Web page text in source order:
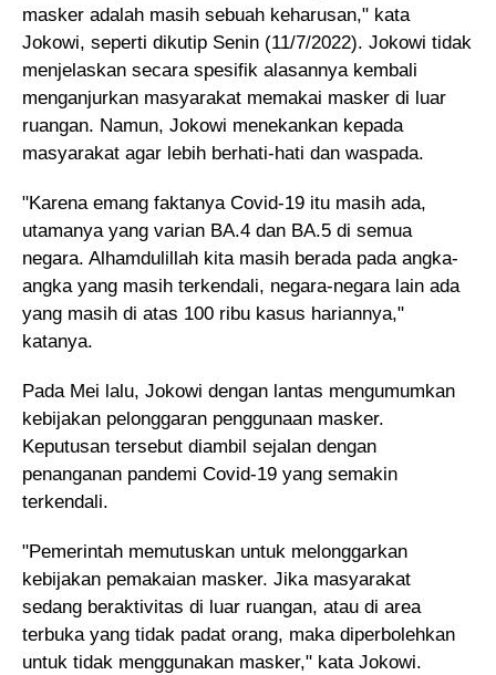
masker adalah masih sebuah keharusan," kata
Jokowi, seperti dikutip Senin (11/7/2022). Jokowi tidak
menjelaskan secara spesifik alasannya kembali
menganjurkan masyarakat memakai masker di luar
ruangan. Namun, Jokowi menekankan kepada
masyarakat agar lebih berhati-hati dan waspada.
"Karena emang faktanya Covid-19 itu masih ada,
utamanya yang varian BA.4 dan BA.5 di semua
negara. Alhamdulillah kita masih berada pada angka-
angka yang masih terkendali, negara-negara lain ada
yang masih di atas 100 ribu kasus hariannya,"
katanya.
Pada Mei lalu, Jokowi dengan lantas mengumumkan
kebijakan pelonggaran penggunaan masker.
Keputusan tersebut diambil sejalan dengan
penanganan pandemi Covid-19 yang semakin
terkendali.
"Pemerintah memutuskan untuk melonggarkan
kebijakan pemakaian masker. Jika masyarakat
sedang beraktivitas di luar ruangan, atau di area
terbuka yang tidak padat orang, maka diperbolehkan
untuk tidak menggunakan masker," kata Jokowi.